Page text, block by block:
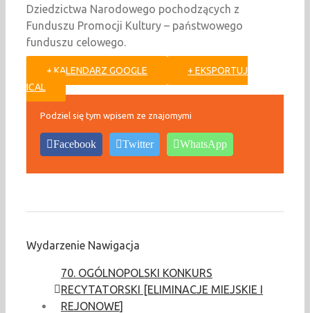
Dziedzictwa Narodowego pochodzących z
Funduszu Promocji Kultury – państwowego
funduszu celowego.
+ KALENDARZ GOOGLE
+ EKSPORTUJ
ICAL
Podziel się tym wpisem ze znajomymi
Facebook Twitter WhatsApp
Wydarzenie Nawigacja
70. OGÓLNOPOLSKI KONKURS
RECYTATORSKI [ELIMINACJE MIEJSKIE I
REJONOWE]